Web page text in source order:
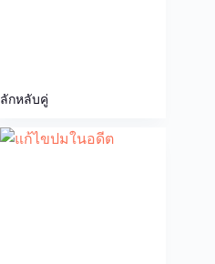
ลักหลับคู่